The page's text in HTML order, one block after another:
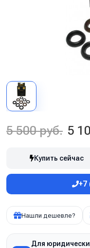
5 500 руб. 5
Купить сейчас
+7
Нашли дешевле?
Для